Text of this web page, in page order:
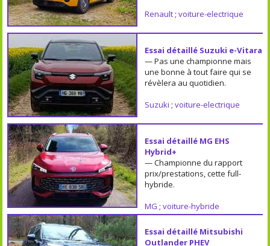
Renault; voiture-electrique
Essai détaillé Suzuki e-Vitara
— Pas une championne mais
une bonne à tout faire qui se
révèlera au quotidien.
Suzuki ; voiture-electrique
Essai détaillé MG EHS
Hybrid+
— Championne du rapport
prix/prestations, cette full-
hybride.
MG ; voiture-hybride
Essai détaillé Mitsubishi
Outlander PHEV